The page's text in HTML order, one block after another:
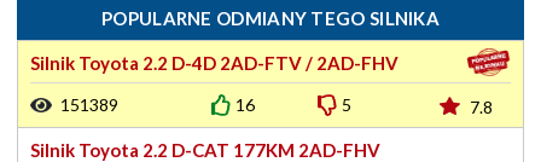
POPULARNE ODMIANY TEGO SILNIKA
Silnik Toyota 2.2 D-4D 2AD-FTV / 2AD-FHV
151389 16 5 7.8
Silnik Toyota 2.2 D-CAT 177KM 2AD-FHV